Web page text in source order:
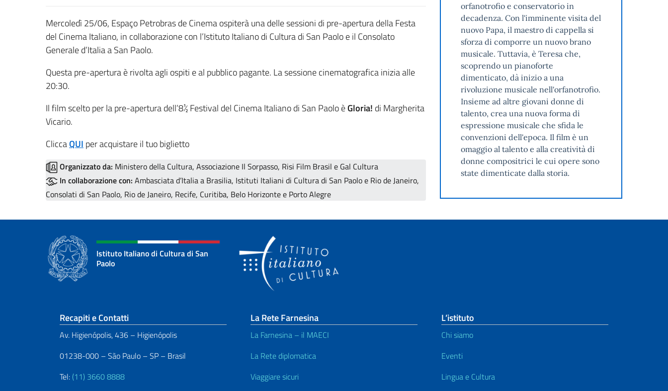
Mercoledì 25/06, Espaço Petrobras de Cinema ospiterà una delle sessioni di pre-apertura della Festa
del Cinema Italiano, in collaborazione con l’Istituto Italiano di Cultura di San Paolo e il Consolato
Generale d’Italia a San Paolo.
Questa pre-apertura è rivolta agli ospiti e al pubblico pagante. La sessione cinematografica inizia alle
20:30.
Il film scelto per la pre-apertura dell’8½ Festival del Cinema Italiano di San Paolo èGloria! di Margherita
Vicario.
CliccaQUIper acquistare il tuo biglietto
Organizzato da: Ministero della Cultura, Associazione Il Sorpasso, Risi Film Brasil e Gal Cultura
In collaborazione con: Ambasciata d’Italia a Brasilia, Istituti Italiani di Cultura di San Paolo e Rio de Janeiro,
Consolati di San Paolo, Rio de Janeiro, Recife, Curitiba, Belo Horizonte e Porto Alegre
orfanotrofio e conservatorio in
decadenza. Con l'imminente visita del
nuovo Papa, il maestro di cappella si
sforza di comporre un nuovo brano
musicale. Tuttavia, è Teresa che,
scoprendo un pianoforte
dimenticato, dà inizio a una
rivoluzione musicale nell'orfanotrofio.
Insieme ad altre giovani donne di
talento, crea una nuova forma di
espressione musicale che sfida le
convenzioni dell'epoca. Il film è un
omaggio al talento e alla creatività di
donne compositrici le cui opere sono
state dimenticate dalla storia.
Istituto Italiano di Cultura di San
Paolo
Sezione footer
Recapiti e Contatti
Av. Higienópolis, 436 – Higienópolis
01238-000 – São Paulo – SP – Brasil
Tel: (11) 3660 8888
La Rete Farnesina
La Farnesina – il MAECI
La Rete diplomatica
Viaggiare sicuri
L’istituto
Chi siamo
Eventi
Lingua e Cultura